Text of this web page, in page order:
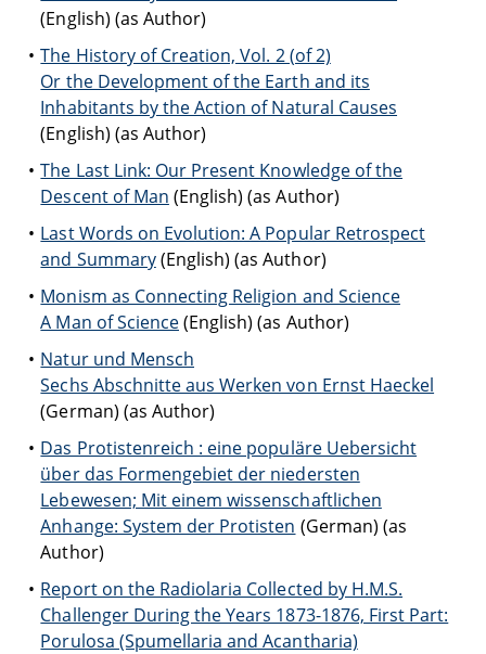
(English) (as Author)
The History of Creation, Vol. 2 (of 2)
Or the Development of the Earth and its
Inhabitants by the Action of Natural Causes
(English) (as Author)
The Last Link: Our Present Knowledge of the
Descent of Man (English) (as Author)
Last Words on Evolution: A Popular Retrospect
and Summary(English) (as Author)
Monism as Connecting Religion and Science
A Man of Science(English) (as Author)
Natur und Mensch
Sechs Abschnitte aus Werken von Ernst Haeckel
(German) (as Author)
Das Protistenreich : eine populäre Uebersicht
über das Formengebiet der niedersten
Lebewesen; Mit einem wissenschaftlichen
Anhange: System der Protisten (German) (as
Author)
Report on the Radiolaria Collected by H.M.S.
Challenger During the Years 1873-1876, First Part:
Porulosa (Spumellaria and Acantharia)